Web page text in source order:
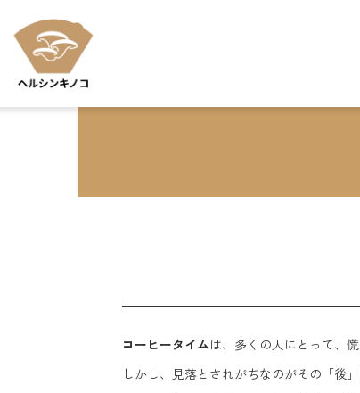
コーヒータイムは、多くの人にとって、
しかし、見落とされがちなのがその「